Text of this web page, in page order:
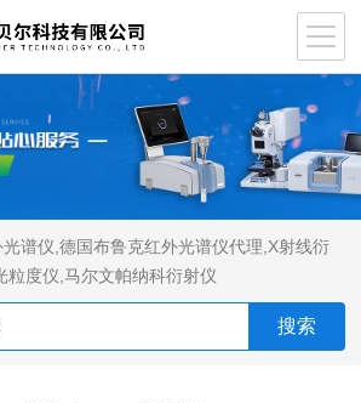
谱仪 ,德国布鲁克红外光谱仪代理 X射线衍
粒度仪 ,马尔文帕纳科衍射仪